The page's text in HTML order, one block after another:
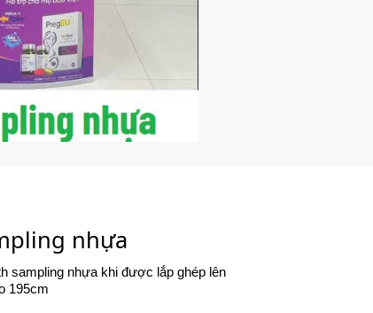
nhựa
sampling nhựa khi được lắp ghép lên
195cm